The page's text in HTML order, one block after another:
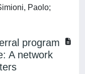
Paolo;
program
A network